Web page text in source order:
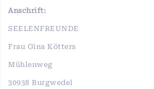
Anschrift:
SEELENFREUNDE
Frau Gina Kötters
Mühlenweg
30938 Burgwedel